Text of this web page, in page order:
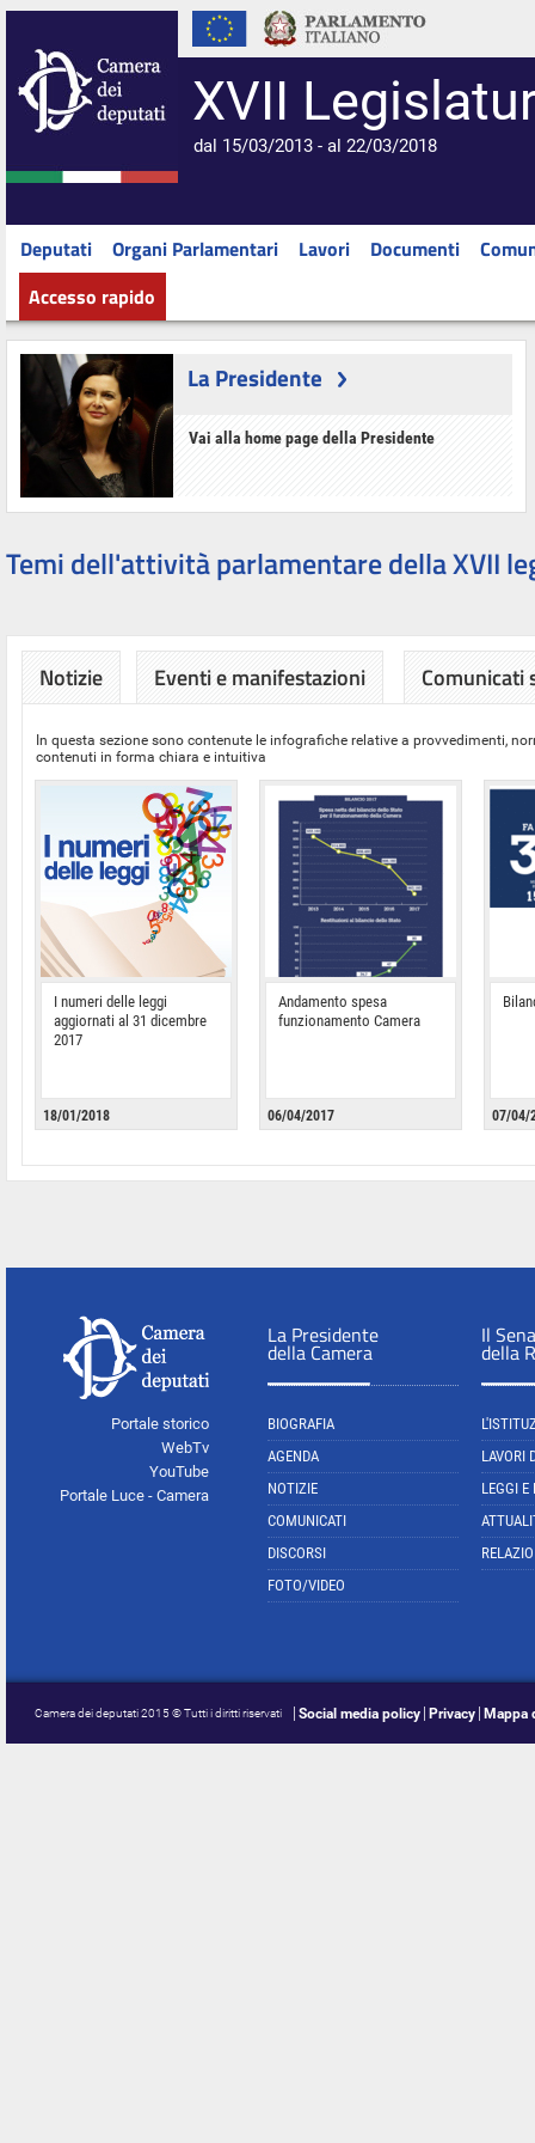
XVII
dal 15/03/2013 - al 22/03/2018
Deputati Organi Parlamentari Lavori Documenti
Accesso rapido
La Presidente
Vai alla home page della Presidente
Temi dell'attività parlamentare della XVII
Notizie Eventi e manifestazioni Comunicati
In questa sezione sono contenute le infografiche relative a provvedimenti,
contenuti in forma chiara e intuitiva
I numeri delle leggi
aggiornati al 31 dicembre
2017
18/01/2018
Andamento spesa
funzionamento Camera
06/04/2017 07/04/
Portale storico
WebTv
YouTube
Portale Luce - Camera
La Presidente
della Camera
BIOGRAFIA
AGENDA
NOTIZIE
COMUNICATI
DISCORSI
FOTO/VIDEO
Il
della
LAVORI
LEGGI E
Camera dei deputati 2015 © Tutti i diritti riservati Social media policy Privacy Mappa